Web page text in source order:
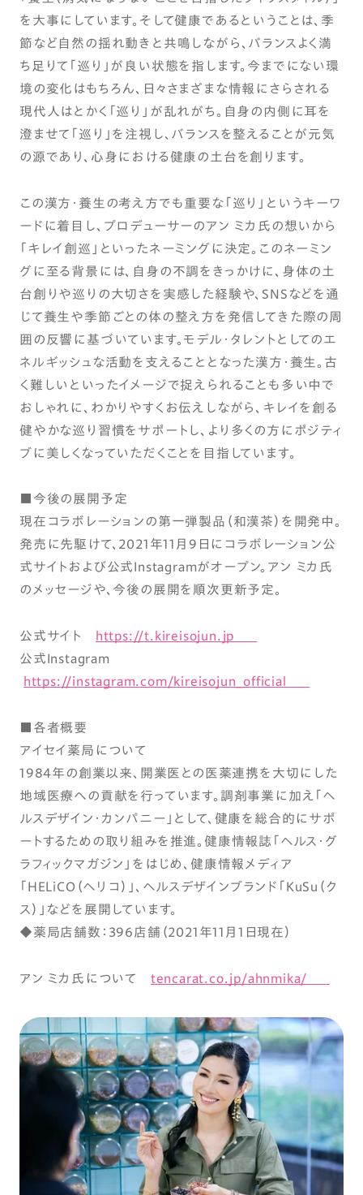
を大事にしています。そして健康であるということは、季
節など自然の揺れ動きと共鳴しながら、バランスよく満
ち足りて「巡り」が良い状態を指します。今までにない環
境の変化はもちろん、日々さまざまな情報にさらされる
現代人はとかく「巡り」が乱れがち。自身の内側に耳を
澄ませて「巡り」を注視し、バランスを整えることが元気
の源であり、心身における健康の土台を創ります。
この漢方・養生の考え方でも重要な「巡り」というキーワ
ードに着目し、プロデューサーのアン ミカ氏の想いから
「キレイ創巡」といったネーミングに決定。このネーミン
グに至る背景には、自身の不調をきっかけに、身体の土
台創りや巡りの大切さを実感した経験や、SNSなどを通
じて養生や季節ごとの体の整え方を発信してきた際の周
囲の反響に基づいています。モデル・タレントとしてのエ
ネルギッシュな活動を支えることとなった漢方・養生。古
く難しいといったイメージで捉えられることも多い中で
おしゃれに、わかりやすくお伝えしながら、キレイを創る
健やかな巡り習慣をサポートし、より多くの方にポジティ
ブに美しくなっていただくことを目指しています。
■今後の展開予定
現在コラボレーションの第一弾製品（和漢茶）を開発中。
発売に先駆けて、2021年11月9日にコラボレーション公
式サイトおよび公式Instagramがオープン。アン ミカ氏
のメッセージや、今後の展開を順次更新予定。
公式サイト
https://t.kireisojun.jp
公式Instagram
https://instagram.com/kireisojun_official
■各者概要
アイセイ薬局について
1984年の創業以来、開業医との医薬連携を大切にした
地域医療への貢献を行っています。調剤事業に加え「ヘ
ルスデザイン・カンパニー」として、健康を総合的にサポ
ートするための取り組みを推進。健康情報誌「ヘルス・グ
ラフィックマガジン」をはじめ、健康情報メディア
「HELiCO（ヘリコ）」、ヘルスデザインブランド「KuSu（ク
ス）」などを展開しています。
◆薬局店舗数：396店舗（2021年11月1日現在）
アン ミカ氏について tencarat.co.jp/ahnmika/